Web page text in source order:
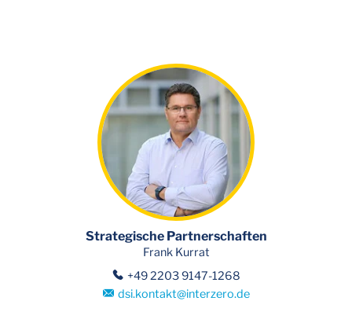
Strategische Partnerschaften
Frank Kurrat
+49 2203 9147-1268
dsi.kontakt@interzero.de